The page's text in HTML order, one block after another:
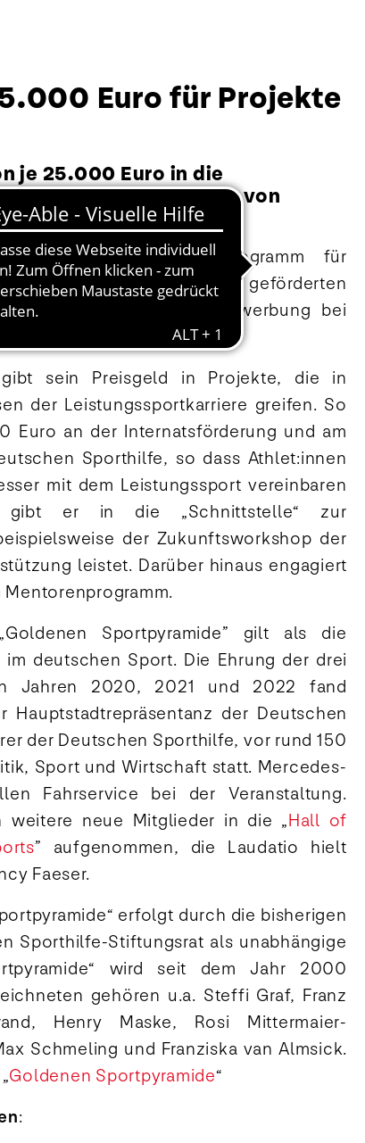
Euro für Projekte
je 25.000 Euro in die
die Bedeutung von
das Mentorenprogramm für
Karriereportal, welches geförderten
und eine Kennwort-Bewerbung bei
ermöglicht.
sein Preisgeld in Projekte, die in
der Leistungssportkarriere greifen. So
Euro an der Internatsförderung und am
Sporthilfe, so dass Athlet:innen
mit dem Leistungssport vereinbaren
gibt er in die „Schnittstelle“ zur
der Zukunftsworkshop der
leistet. Darüber hinaus engagiert
Sportpyramide” gilt als die
deutschen Sport. Die Ehrung der drei
Jahren 2020, 2021 und 2022 fand
der Deutschen
der Deutschen Sporthilfe, vor rund 150
Sport und Wirtschaft statt. Mercedes-
Fahrservice bei der Veranstaltung.
weitere neue Mitglieder in die „Hall of
” aufgenommen, die Laudatio hielt
Faeser.
erfolgt durch die bisherigen
Sporthilfe-Stiftungsrat als unabhängige
wird seit dem Jahr 2000
gehören u.a. Steffi Graf, Franz
Henry Maske, Rosi Mittermaier-
Schmeling und Franziska van Almsick.
Goldenen Sportpyramide“
: